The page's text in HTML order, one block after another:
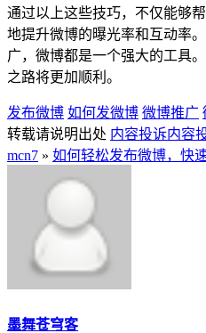
通过以上这些技巧，不仅能够
地提升微博的曝光率和互动率
广，微博都是一个强大的工具
之路将更加顺利。
发布微博 如何发微博 微博推广
转载请说明出处 内容投诉内容
mcn7 » 如何轻松发布微博，快
墨舞苍穹客